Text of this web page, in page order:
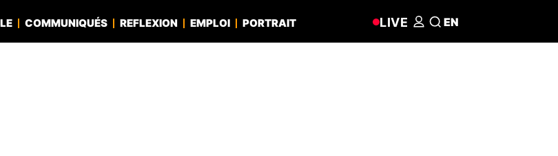
COMMUNIQUÉS REFLEXION EMPLOI PORTRAIT LIVE EN